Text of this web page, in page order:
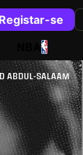
Registar-se
NBA
ABDUL-SALAAM